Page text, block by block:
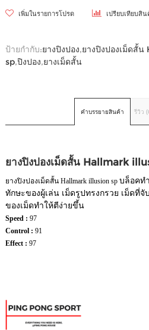
เพิ่มในรายการโปรด เปรียบเทียบสิน
ป้ายกำกับ:ยางปิงปอง,ยางปิงปองเม็ดสั้
sp,ปิงปอง,ยางเม็ดสั้น
คำบรรยายสินค้า รีวิว
ยางปิงปองเม็ดสั้น Hallmark
ยางปิงปองเม็ดสั้น Hallmark illusion sp บล็อคท
ทักษะของผู้เล่น เม็ดรูปทรงกรวย เม็ดที่
ของเม็ดทำให้ตีง่ายขึ้น
Speed : 97
Control : 91
Effect : 97